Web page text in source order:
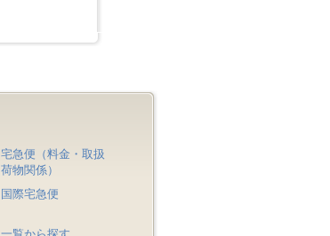
宅急便（料金・取扱
荷物関係）
国際宅急便